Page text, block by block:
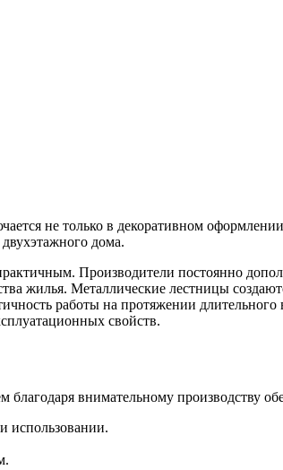
не только в декоративном
дома.
Производители постоянно
жилья. Металлические лестницы
работы на протяжении
свойств.
внимательному производству
использовании.